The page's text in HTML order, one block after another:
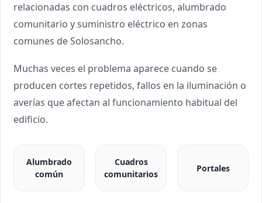
relacionadas con cuadros eléctricos, alumbrado
comunitario y suministro eléctrico en zonas
comunes de Solosancho.
Muchas veces el problema aparece cuando se
producen cortes repetidos, fallos en la iluminación o
averías que afectan al funcionamiento habitual del
edificio.
Alumbrado
común
Cuadros
comunitarios
Portales